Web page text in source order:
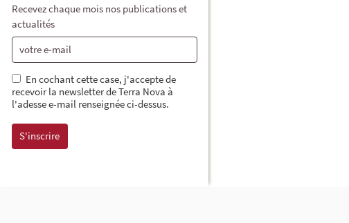
Recevez chaque mois nos publications et
actualités
En cochant cette case, j'accepte de
recevoir la newsletter de Terra Nova à
l'adesse e-mail renseignée ci-dessus.